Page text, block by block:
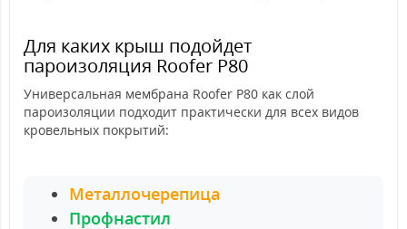
Для каких крыш подойдет
пароизоляция Roofer P80
Универсальная мембрана Roofer P80 как слой
пароизоляции подходит практически для всех видов
кровельных покрытий:
Металлочерепица
Профнастил